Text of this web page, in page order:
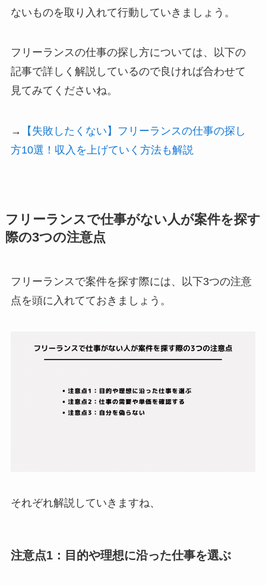
ないものを取り入れて行動していきましょう。
フリーランスの仕事の探し方については、以下の
記事で詳しく解説しているので良ければ合わせて
見てみてくださいね。
→
【失敗したくない】フリーランスの仕事の探し
方10選！収入を上げていく方法も解説
フリーランスで仕事がない人が案件を探す
際の3つの注意点
フリーランスで案件を探す際には、以下3つの注意
点を頭に入れてておきましょう。
それぞれ解説していきますね、
注意点1：目的や理想に沿った仕事を選ぶ